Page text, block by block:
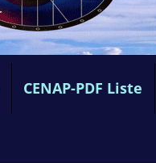
CENAP-PDF Liste